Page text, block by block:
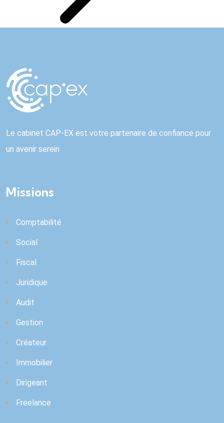
Le cabinet CAP-EX est votre partenaire de confiance pour
un avenir serein
Missions
Comptabilité
Social
Fiscal
Juridique
Audit
Gestion
Créateur
Immobilier
Dirigeant
Freelance